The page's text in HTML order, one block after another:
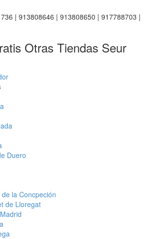
| 913808646 | 913808650 | 917788703 |
Otras Tiendas Seur
Duero
la Concpeción
de Lloregat